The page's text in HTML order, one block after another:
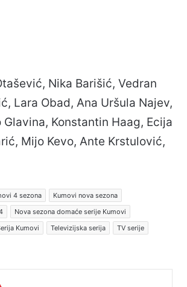
Nika Barišić, Vedran
Lara Obad, Ana Uršula Najev,
Konstantin Haag, Ecija
Mijo Kevo, Ante Krstulović,
4 sezona
Kumovi nova sezona
Nova sezona domaće serije Kumovi
Kumovi Televizijska serija
TV serije